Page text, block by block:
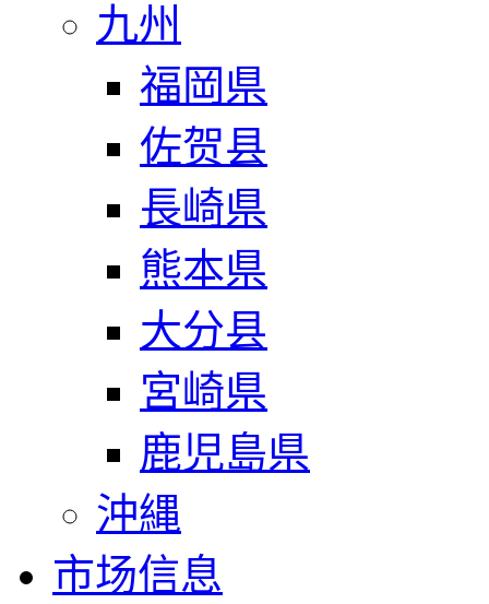
九州
福岡県
佐贺县
長崎県
熊本県
大分县
宮崎県
鹿児島県
沖縄
市场信息